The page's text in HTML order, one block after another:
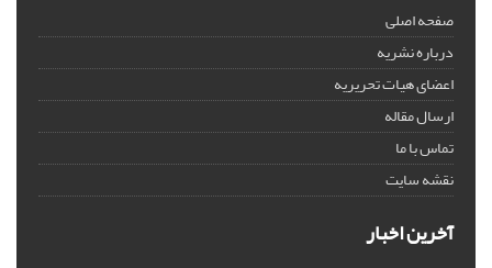
صفحه اصلی
درباره نشریه
اعضای هیات تحریریه
ارسال مقاله
تماس با ما
نقشه سایت
آخرین اخبار